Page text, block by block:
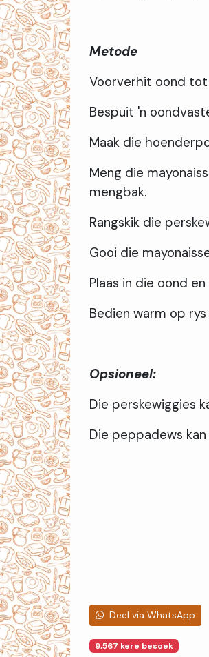
Metode
Voorverhit oond tot
Bespuit 'n
Maak die
Meng die
mengbak.
Rangskik die
Gooi die
Plaas in die oond
Bedien warm op
Opsioneel:
Die perskewiggies
Die peppadews
Deel via WhatsApp
9,567 kere besoek